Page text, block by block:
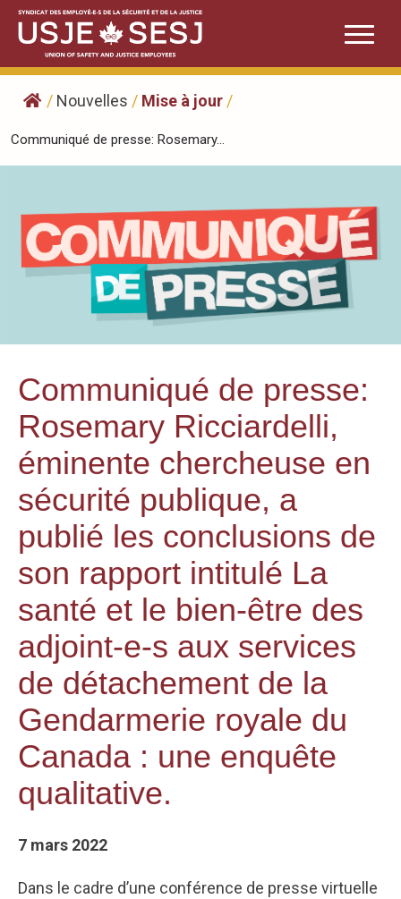
Skip
content
/ Nouvelles / Mise à jour /
Communiqué de presse: Rosemary...
Communiqué de presse:
Rosemary Ricciardelli,
éminente chercheuse en
sécurité publique, a
publié les conclusions de
son rapport intitulé La
santé et le bien-être des
adjoint-e-s aux services
de détachement de la
Gendarmerie royale du
Canada : une enquête
qualitative.
7 mars 2022
Dans le cadre d’une conférence de presse virtuelle